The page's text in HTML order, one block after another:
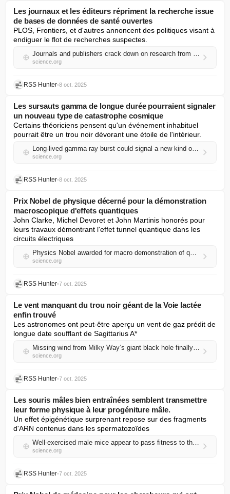
Les journaux et les éditeurs répriment la recherche issue
de bases de données de santé ouvertes
PLOS, Frontiers, et d'autres annoncent des politiques visant à
endiguer le flot de recherches suspectes.
Journals and publishers crack down on research from open health data sets
science.org
RSS Hunter•8 oct. 2025
Les sursauts gamma de longue durée pourraient signaler
un nouveau type de catastrophe cosmique
Certains théoriciens pensent qu'un événement inhabituel
pourrait être un trou noir dévorant une étoile de l'intérieur.
Long-lived gamma ray burst could signal a new kind of cosmic catastrophe
science.org
RSS Hunter•8 oct. 2025
Prix Nobel de physique décerné pour la démonstration
macroscopique d'effets quantiques
John Clarke, Michel Devoret et John Martinis honorés pour
leurs travaux démontrant l'effet tunnel quantique dans les
circuits électriques
Physics Nobel awarded for macro demonstration of quantum effects
science.org
RSS Hunter•7 oct. 2025
Le vent manquant du trou noir géant de la Voie lactée
enfin trouvé
Les astronomes ont peut-être aperçu un vent de gaz prédit de
longue date soufflant de Sagittarius A*
Missing wind from Milky Way’s giant black hole finally found
science.org
RSS Hunter•7 oct. 2025
Les souris mâles bien entraînées semblent transmettre
leur forme physique à leur progéniture mâle.
Un effet épigénétique surprenant repose sur des fragments
d'ARN contenus dans les spermatozoïdes
Well-exercised male mice appear to pass fitness to their male offspring
science.org
RSS Hunter•7 oct. 2025